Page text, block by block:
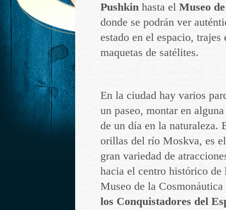
Pushkin hasta el Museo
donde se podrán ver
estado en el espacio, trajes
maquetas de satélites.
En la ciudad hay varios
un paseo, montar en
de un día en la naturaleza.
orillas del río Moskva, es
gran variedad de
hacia el centro histórico de
Museo de la
los Conquistadores del